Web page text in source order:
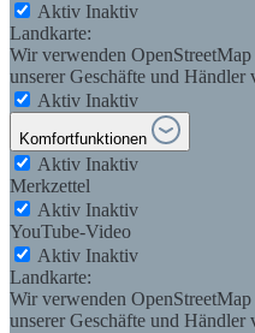
Aktiv Inaktiv
Landkarte:
Wir verwenden
unserer Geschäfte und Händler
Aktiv Inaktiv
Komfortfunktionen
Aktiv Inaktiv
Merkzettel
Aktiv Inaktiv
YouTube-Video
Aktiv Inaktiv
Landkarte:
Wir verwenden
unserer Geschäfte und Händler